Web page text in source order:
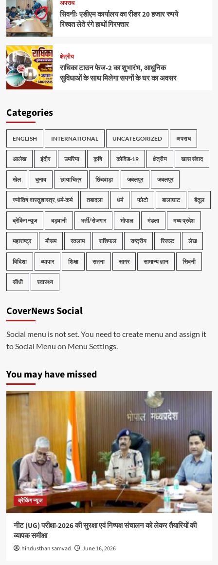
अपराध
सिवनीः एडीएम कार्यालय का रीडर 20 हजार रुपये
रिश्वत लेते रंगे हाथों गिरफ्तार
क्षेत्रीय
राधिका टाउन फेज-2 का शुभारंभ, आधुनिक
सुविधाओं के साथ मिलेगा सपनों के घर का अवसर
Categories
ENGLISH INTERNATIONAL UNCATEGORIZED अपराध
आलेख इंदौर उमरिया कृषि कोविड-19 क्षेत्रीय खास संवाद
खेल चुनाव छायाचित्र छिंदवाड़ा जबलपुर जबलपुर
ज्योतिष,वास्तुशास्त्र, धर्म-कर्म तबादला धर्म फोटो बालाघाट बैतूल
ब्रेकिंग न्यूज बड़वानी भर्ती/रोजगार भोपाल मंडला मध्य प्रदेश
महाराष्ट्र मौसम रतलाम राशिफल राष्ट्रीय रिजल्ट लेख
विदिशा व्यापार शिक्षा सतना सागर सामान्य ज्ञान सिवनी
सीधी स्वास्थ्य
CoverNews Social
Social menu is not set. You need to create menu and assign it
to Social Menu on Menu Settings.
You may have missed
ब्रेकिंग न्यूज
नीट (UG) परीक्षा-2026 की सुरक्षा एवं निष्पक्ष संचालन को लेकर तैयारियों की
व्यापक समीक्षा
hindusthan samvad June 16, 2026